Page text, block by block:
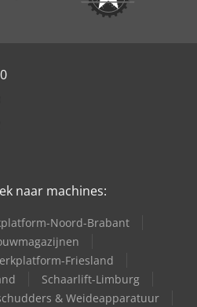
naar machines:
Noord-Brabant
Friesland
Schaarlift-Limburg
& Weideapparatuur